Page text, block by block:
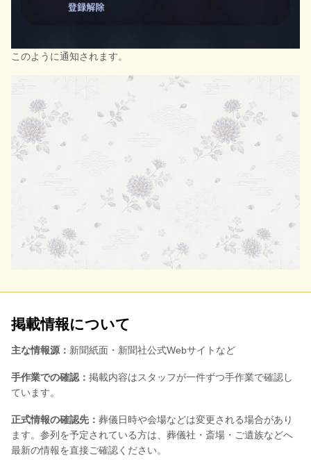
このように通知されます。
掲載情報について
主な情報源： 新聞紙面・新聞社公式Webサイトなど
手作業での確認： 掲載内容はスタッフが一件ずつ手作業で確認し
ています。
正式情報の確認先： 葬儀日時や会場などは変更される場合があり
ます。参列を予定されている方は、葬儀社・斎場・ご遺族などへ
最新の情報を直接ご確認ください。